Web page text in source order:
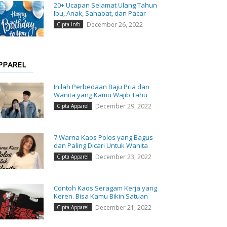
20+ Ucapan Selamat Ulang Tahun
Ibu, Anak, Sahabat, dan Pacar
Cipta Info December 26, 2022
Inilah Perbedaan Baju Pria dan
Wanita yang Kamu Wajib Tahu
Cipta Apparel December 29, 2022
7 Warna Kaos Polos yang Bagus
dan Paling Dicari Untuk Wanita
Cipta Apparel December 23, 2022
Contoh Kaos Seragam Kerja yang
Keren. Bisa Kamu Bikin Satuan
Cipta Apparel December 21, 2022